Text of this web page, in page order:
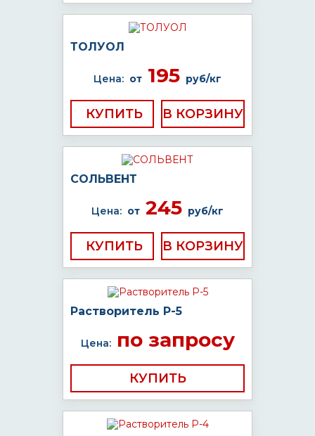
ТОЛУОЛ
Цена: от 195 руб/кг
КУПИТЬ
СОЛЬВЕНТ
Цена: от 245 руб/кг
КУПИТЬ
Растворитель Р-5
Цена:по запросу
КУПИТЬ